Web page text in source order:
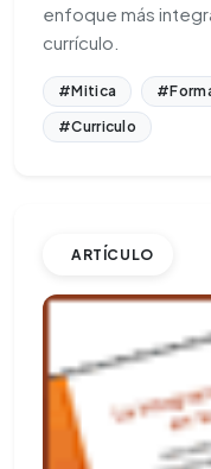
enfoque más
currículo.
#Mitica
#Curriculo
ARTÍCULO